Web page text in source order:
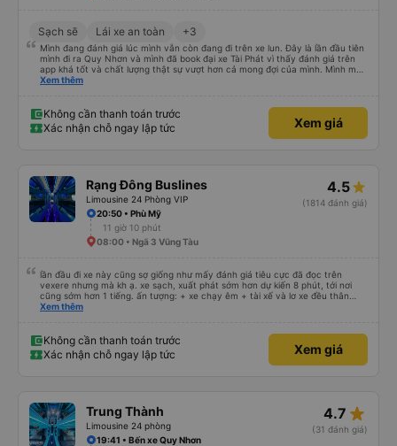
Sạch sẽ Lái xe an toàn +3
Mình đang đánh giá lúc mình vẫn còn đang đi trên xe lun. Đây là lần đầu tiên
mình đi ra Quy Nhơn và mình đã book đại xe Tài Phát vì thấy đánh giá trên
app khá tốt và chất lượng thật sự vượt hơn cả mong đợi của mình. Mình mua
giường đôi và vừa đủ cho 2 người. Nhân viên của nhà xe phải nói là siêu nhiệt
trung chuyển và lên xe lớn thì luôn hỗ trợ xách vali giùm tụi mình. Trên xe thì
có cả bánh và sữa miễn phí cho khách còn chuẩn bị cả thuốc say xe, dép,
mền, gối và đặc biệt là có gối ôm. Nchung là phải chấm nhà xe 10 sao mới
Xem thêm
Không cần thanh toán trước
Xác nhận chỗ ngay lập tức
Xem giá
Rạng Đông Buslines
Limousine 24 Phòng VIP
4.5
(1814 đánh giá)
20:50 • Phù Mỹ
11 giờ 10 phút
08:00 • Ngã 3 Vũng Tàu
lần đầu đi xe này cũng sợ giống như mấy đánh giá tiêu cực đã đọc trên
vexere nhưng mà kh ạ. xe sạch, xuất phát sớm hơn dự kiến 8 phút, tới nơi
cũng sớm hơn 1 tiếng. ấn tượng: + xe chạy êm + tài xế và lơ xe đều thân
thiện dễ thương. thật ra cũng kh tiếp xúc nhiều+ lắm nhưng cá nhân mình
an sương, xe dừng đúng 3 lần (cả ăn tối) cho khách đi vệ sinh. cái hay ở đây
là khi gần tới chỗ ăn tối sẽ có loa thông báo, loa báo là dừng 30p nhưng thực
tế chỉ dừng khoảng 25p, chắc do khách đã lên đông đủ. tóm lại thì lần đầu đi
Xem thêm
Không cần thanh toán trước
Xác nhận chỗ ngay lập tức
Xem giá
Trung Thành
Limousine 24 phòng
4.7 star_rate
(31 đánh giá)
19:41 • Bến xe Quy Nhơn